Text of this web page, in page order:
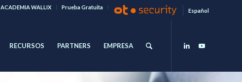
ACADEMIA WALLIX Prueba Gratuita
Español
RECURSOS PARTNERS EMPRESA